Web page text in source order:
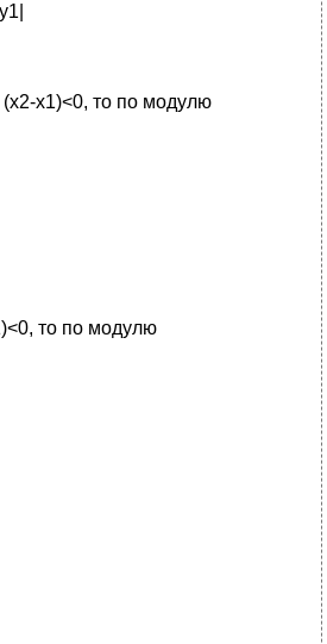
x1)<0, то по модулю
то по модулю